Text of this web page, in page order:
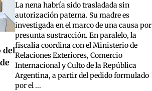
del
La nena habría sido trasladada sin
autorización paterna. Su madre es
investigada en el marco de una causa por
presunta sustracción. En paralelo, la
fiscalía coordina con el Ministerio de
Relaciones Exteriores, Comercio
Internacional y Culto de la República
Argentina, a partir del pedido formulado
por el ...